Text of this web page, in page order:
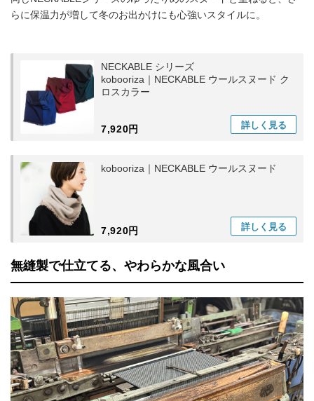
らに保温力が増して冬のお出かけにも心強いスタイルに。
NECKABLE シリーズ
kobooriza｜NECKABLE ウールスヌード ク
ロスカラー
7,920円 詳しく 見る
kobooriza｜NECKABLE ウールスヌード
7,920円 詳しく 見る
無縫製で仕立てる、やわらかな風合い